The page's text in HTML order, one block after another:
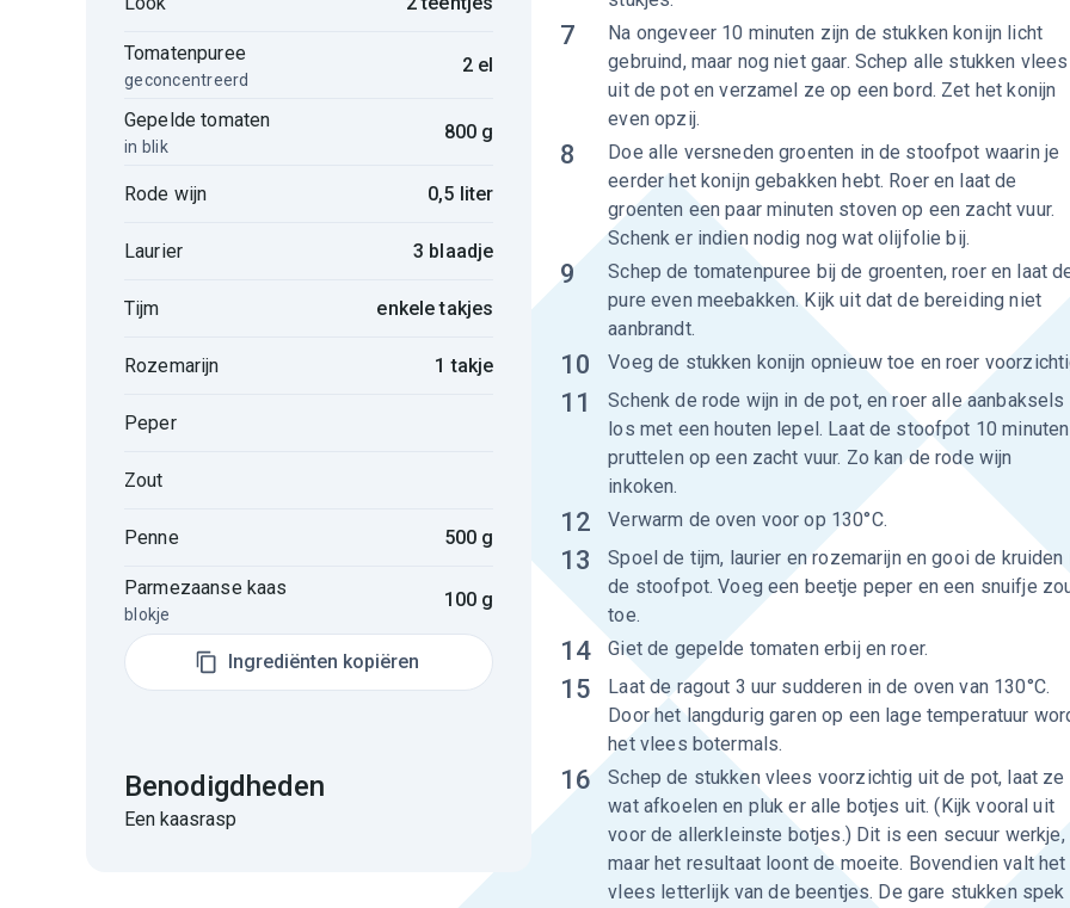
Tomatenpuree
geconcentreerd
2 el
Gepelde tomaten
in blik
800 g
Rode wijn 0,5 liter
Laurier 3 blaadje
Tijm enkele takjes
Rozemarijn 1 takje
Peper
Zout
Penne 500 g
Parmezaanse kaas
blokje
100 g
Ingrediënten kopiëren
Benodigdheden
Een kaasrasp
7
Na ongeveer 10 minuten zijn de stukken konijn licht
gebruind, maar nog niet gaar. Schep alle stukken vlees
uit de pot en verzamel ze op een bord. Zet het konijn
even opzij.
8
Doe alle versneden groenten in de stoofpot waarin je
eerder het konijn gebakken hebt. Roer en laat de
groenten een paar minuten stoven op een zacht vuur.
Schenk er indien nodig nog wat olijfolie bij.
9
Schep de tomatenpuree bij de groenten, roer en laat
pure even meebakken. Kijk uit dat de bereiding niet
aanbrandt.
10 Voeg de stukken konijn opnieuw toe en roer
11
Schenk de rode wijn in de pot, en roer alle aanbaksels
los met een houten lepel. Laat de stoofpot 10 minuten
pruttelen op een zacht vuur. Zo kan de rode wijn
inkoken.
12 Verwarm de oven voor op 130°C.
13
Spoel de tijm, laurier en rozemarijn en gooi de kruiden
de stoofpot. Voeg een beetje peper en een snuifje
toe.
14 Giet de gepelde tomaten erbij en roer.
15
Laat de ragout 3 uur sudderen in de oven van 130°C.
Door het langdurig garen op een lage temperatuur
het vlees botermals.
16
Schep de stukken vlees voorzichtig uit de pot, laat ze
wat afkoelen en pluk er alle botjes uit. (Kijk vooral uit
voor de allerkleinste botjes.) Dit is een secuur werkje,
maar het resultaat loont de moeite. Bovendien valt het
vlees letterlijk van de beentjes. De gare stukken spek